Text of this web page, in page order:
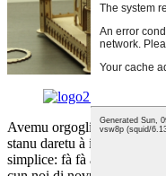
Avemu orgogliu di furnisce
stanu daretu à i prudutti chì
simplice: fà fà affari cun noi